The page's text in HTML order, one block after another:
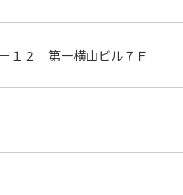
１２ 第一横山ビル７Ｆ